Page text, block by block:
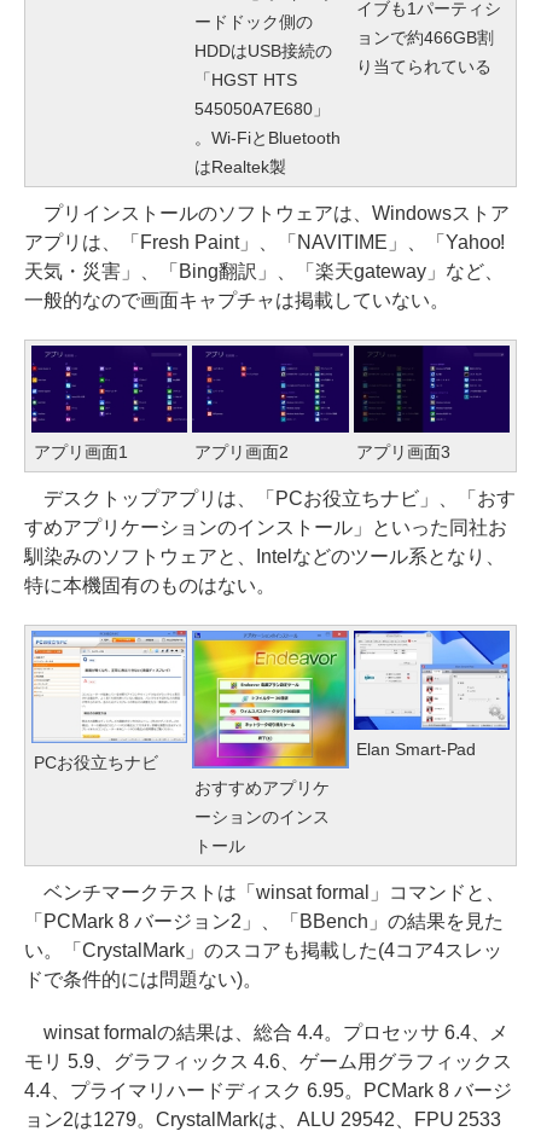
ードドック側の
HDDはUSB接続の
「HGST HTS
545050A7E680」
。Wi-FiとBluetooth
はRealtek製
イブも1パーティシ
ョンで約466GB割
り当てられている
プリインストールのソフトウェアは、Windowsストア
アプリは、「Fresh Paint」、「NAVITIME」、「Yahoo!
天気・災害」、「Bing翻訳」、「楽天gateway」など、
一般的なので画面キャプチャは掲載していない。
アプリ画面1 アプリ画面2 アプリ画面3
デスクトップアプリは、「PCお役立ちナビ」、「おす
すめアプリケーションのインストール」といった同社お
馴染みのソフトウェアと、Intelなどのツール系となり、
特に本機固有のものはない。
PCお役立ちナビ
おすすめアプリケ
ーションのインス
トール
Elan Smart-Pad
ベンチマークテストは「winsat formal」コマンドと、
「PCMark 8 バージョン2」、「BBench」の結果を見た
い。「CrystalMark」のスコアも掲載した(4コア4スレッ
ドで条件的には問題ない)。
winsat formalの結果は、総合 4.4。プロセッサ 6.4、メ
モリ 5.9、グラフィックス 4.6、ゲーム用グラフィックス
4.4、プライマリハードディスク 6.95。PCMark 8 バージ
ョン2は1279。CrystalMarkは、ALU 29542、FPU 2533